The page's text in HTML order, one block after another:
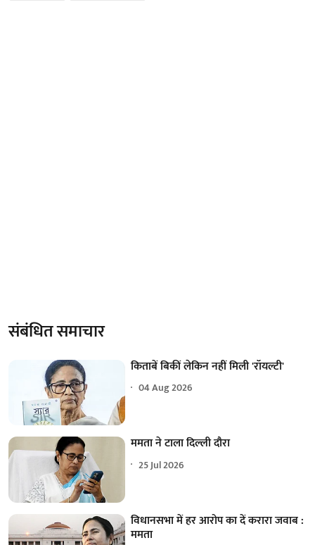
संबंधित समाचार
किताबें बिकीं लेकिन नहीं मिली 'रॉयल्टी'
04 Aug 2026
ममता ने टाला दिल्ली दौरा
25 Jul 2026
विधानसभा में हर आरोप का दें करारा जवाब :
ममता